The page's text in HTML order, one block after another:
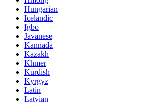
Hungarian
Icelandic
Igbo
Javanese
Kannada
Kazakh
Khmer
Kurdish
Kyrgyz
Latin
Latvian